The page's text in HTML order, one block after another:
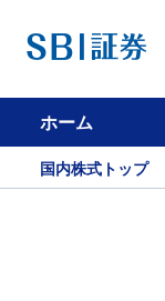
ホーム
国内株式トップ